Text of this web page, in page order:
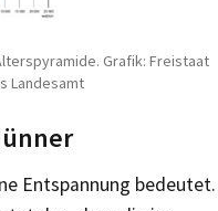
Grafik: Freistaat
Landesamt
Entspannung bedeutet.